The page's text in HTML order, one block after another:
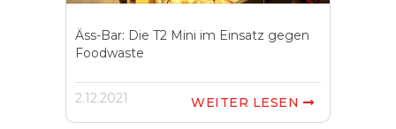
Äss-Bar: Die T2 Mini im Einsatz gegen
Foodwaste
2.12.2021 WEITER LESEN 